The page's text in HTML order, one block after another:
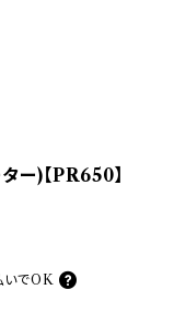
ー)【PR650】
いでOK